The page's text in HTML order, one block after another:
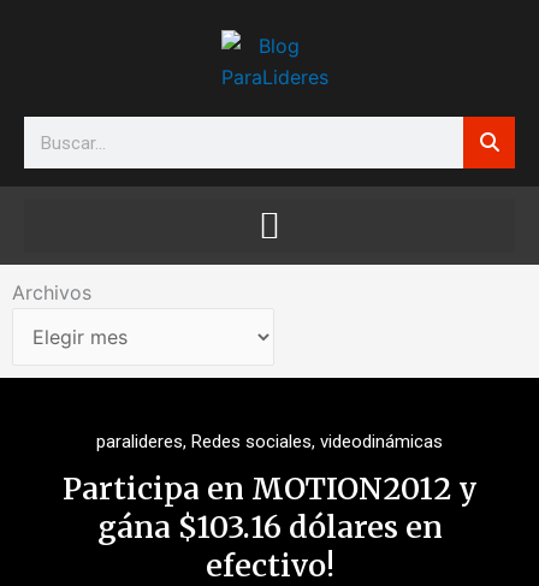
Search
Archivos
Archivos
paralideres, Redes sociales, videodinámicas
Participa en MOTION2012 y
gána $103.16 dólares en
efectivo!